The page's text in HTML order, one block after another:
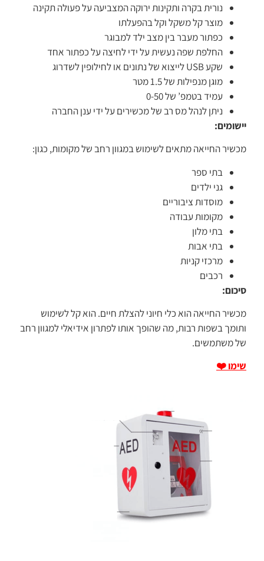
נורית בקרה ותקינות ירוקה המצביעה על פעולה תקינה
מוצר קל משקל וקל בהפעלתו
כפתור מעבר בין מצב ילד למבוגר
החלפת שפה נעשית על ידי לחיצה על כפתור אחד
שקע USB לייצוא של נתונים או לחילופין לשדרוג
מוגן מנפילות של 1.5 מטר
עמיד בטמפ’ של 0-50
ניתן לנהל מס רב של מכשירים על ידי ענן החברה
יישומים:
מכשיר החייאה מתאים לשימוש במגוון רחב של מקומות, כגון:
בתי ספר
גני ילדים
מוסדות ציבוריים
מקומות עבודה
בתי מלון
בתי אבות
מרכזי קניות
רכבים
סיכום:
מכשיר החייאה הוא כלי חיוני להצלת חיים. הוא קל לשימוש
ותומך בשפות רבות, מה שהופך אותו לפתרון אידיאלי למגוון רחב
של משתמשים.
שימו ❤️